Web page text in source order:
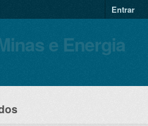
Entrar
e Energia